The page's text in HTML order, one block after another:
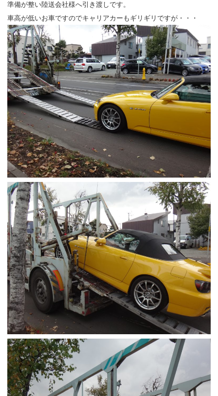
準備が整い陸送会社様へ引き渡しです。
車高が低いお車ですのでキャリアカーもギリギリですが・・・